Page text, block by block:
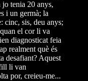
tenia 20 anys,
i un germà; la
cinc, sis, deu anys;
el cor li va
diagnosticat feia
realment què és
desafiant? Aquest
li van
por, creieu-me...